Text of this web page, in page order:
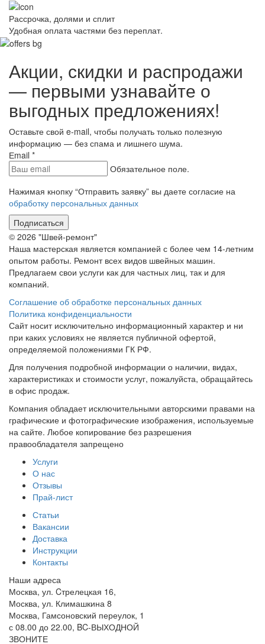
Рассрочка, долями и сплит
Удобная оплата частями без переплат.
Акции, скидки и распродажи
— первыми узнавайте о
выгодных предложениях!
Оставьте свой e-mail, чтобы получать только полезную
информацию — без спама и лишнего шума.
Еmail *
Обязательное поле.
Нажимая кнопку “Отправить заявку” вы даете согласие на
обработку персональных данных
Подписаться
© 2026 "Швей-ремонт"
Наша мастерская является компанией с более чем 14-летним
опытом работы. Ремонт всех видов швейных машин.
Предлагаем свои услуги как для частных лиц, так и для
компаний.
Соглашение об обработке персональных данных
Политика конфиденциальности
Сайт носит исключительно информационный характер и ни
при каких условиях не является публичной офертой,
определяемой положениями ГК РФ.
Для получения подробной информации о наличии, видах,
характеристиках и стоимости услуг, пожалуйста, обращайтесь
в офис продаж.
Компания обладает исключительными авторскими правами на
графические и фотографические изображения, используемые
на сайте. Любое копирование без разрешения
правообладателя запрещено
Услуги
О нас
Отзывы
Прай-лист
Статьи
Вакансии
Доставка
Инструкции
Контакты
Наши адреса
Москва, ул. Cтрелецкая 16,
Москва, ул. Климашкина 8
Москва, Гамсоновский переулок, 1
с 08.00 до 22.00, BC-ВЫХОДНОЙ
ЗВОНИТЕ